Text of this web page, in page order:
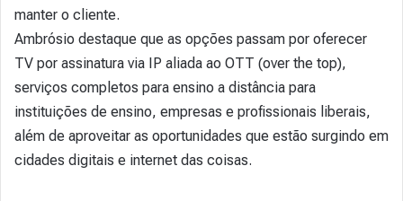
manter o cliente.
Ambrósio destaque que as opções passam por oferecer
TV por assinatura via IP aliada ao OTT (over the top),
serviços completos para ensino a distância para
instituições de ensino, empresas e profissionais liberais,
além de aproveitar as oportunidades que estão surgindo em
cidades digitais e internet das coisas.